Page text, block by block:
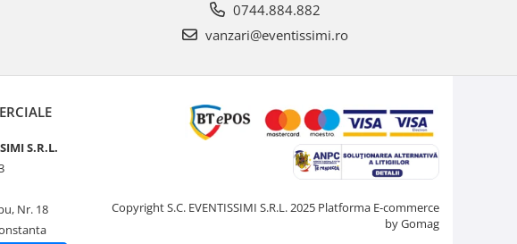
0744.884.882
vanzari@eventissimi.ro
S.R.L.
Nr. 18
Copyright S.C. EVENTISSIMI S.R.L. 2025 Platforma E-commerce
by Gomag